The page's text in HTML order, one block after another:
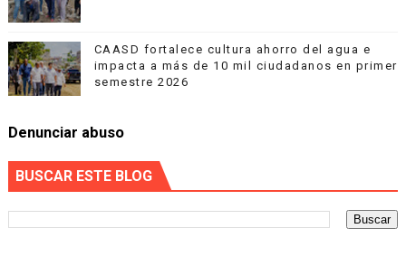
CAASD fortalece cultura ahorro del agua e
impacta a más de 10 mil ciudadanos en primer
semestre 2026
Denunciar abuso
BUSCAR ESTE BLOG